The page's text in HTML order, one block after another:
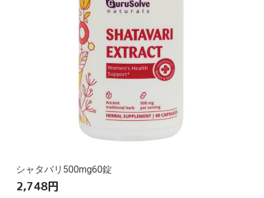
シャタバリ500mg60錠
2,748円